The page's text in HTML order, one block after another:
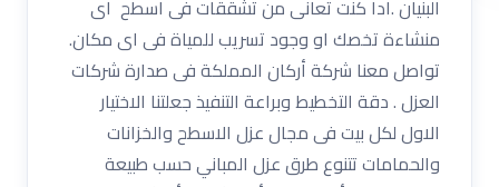
البنيان .ادا كنت تعانى من تشققات فى اسطح اى
منشاءة تخصك او وجود تسريب للمياة فى اى مكان.
تواصل معنا شركة أركان المملكة فى صدارة شركات
العزل . دقة التخطيط وبراعة التنفيذ جعلتنا الاختيار
الاول لكل بيت فى مجال عزل الاسطح والخزانات
والحمامات تتنوع طرق عزل المباني حسب طبيعة